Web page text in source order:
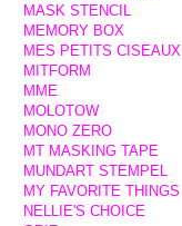
MASK STENCIL
MEMORY BOX
MES PETITS CISEAUX
MITFORM
MME
MOLOTOW
MONO ZERO
MT MASKING TAPE
MUNDART STEMPEL
MY FAVORITE THINGS
NELLIE'S CHOICE